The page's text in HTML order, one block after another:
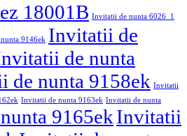
18001B Invitatii de nunta 6026_1
9146ek Invitatii de
de nunta
de nunta 9158ek Invitatii
Invitatii de nunta 9163ek Invitatii de nunta
9165ekInvitatii